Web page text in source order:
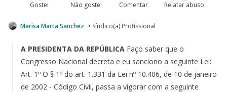
Gostei Não gostei Comentar Relatar abuso
Marisa Marta Sanchez • Síndico(a) Profissional
A PRESIDENTA DA REPÚBLICA Faço saber que o
Congresso Nacional decreta e eu sanciono a seguinte Lei:
Art. 1º O § 1º do art. 1.331 da Lei nº 10.406, de 10 de janeiro
de 2002 - Código Civil, passa a vigorar com a seguinte